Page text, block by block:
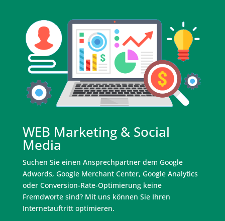
WEB Marketing & Social
Media
Suchen Sie einen Ansprechpartner dem Google
Adwords, Google Merchant Center, Google Analytics
oder Conversion-Rate-Optimierung keine
Fremdworte sind? Mit uns können Sie Ihren
Internetauftritt optimieren.